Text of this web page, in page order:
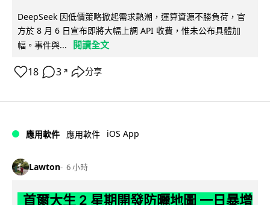
DeepSeek 因低價策略掀起需求熱潮，運算資源不勝負荷，官
方於 8 月 6 日宣布即將大幅上調 API 收費，惟未公布具體加
幅。事件與...
閱讀全文
18 3 ↗ 分享
應用軟件 應用軟件 iOS App
Lawton 6 小時
首爾大生 2 星期開發防曬地圖 一日暴增